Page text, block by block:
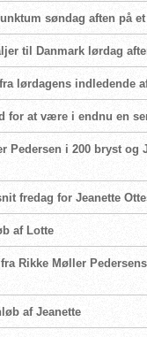
søndag aften på
til Danmark lørdag
fra lørdagens indledende
for at være i endnu en
Pedersen i 200 bryst
fredag for Jeanette
af Lotte
Rikke Møller
af Jeanette